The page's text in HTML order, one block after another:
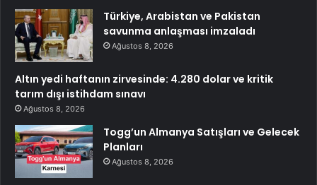
Türkiye, Arabistan ve Pakistan
savunma anlaşması imzaladı
Ağustos 8, 2026
Altın yedi haftanın zirvesinde: 4.280 dolar ve kritik
tarım dışı istihdam sınavı
Ağustos 8, 2026
Togg’un Almanya Satışları ve Gelecek
Planları
Ağustos 8, 2026